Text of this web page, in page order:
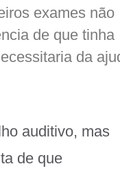
exames não
de que tinha
da
auditivo, mas
de que